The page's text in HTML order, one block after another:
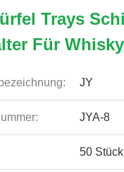
Trays
Für
JY
JYA-8
50 Stück